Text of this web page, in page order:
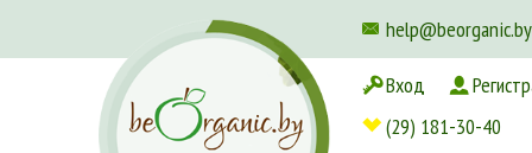
help@beorganic.by
Доставка и оплата
Вход
(29) 181-30-40